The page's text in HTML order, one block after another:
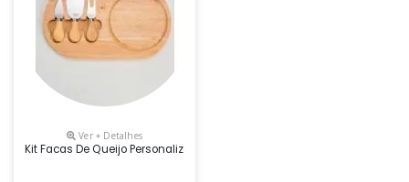
Ver + Detalhes
Kit Facas De Queijo Personalizado, Medidas 32,1 X 18,7 Cm, Peso 613